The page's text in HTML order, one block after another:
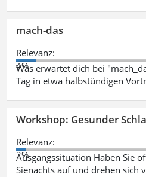
mach-das
Relevanz:
4%
Was erwartet dich bei
Tag in etwa halbstündigen
Workshop: Gesunder
Relevanz:
2%
Ausgangssituation Haben Sie
Sienachts auf und drehen sich